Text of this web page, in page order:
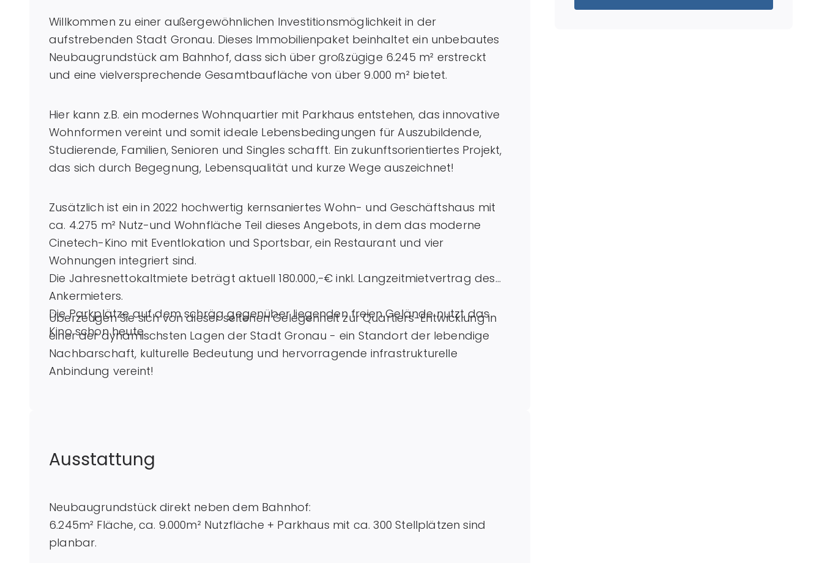
Willkommen zu einer außergewöhnlichen Investitionsmöglichkeit in der
aufstrebenden Stadt Gronau. Dieses Immobilienpaket beinhaltet ein unbebautes
Neubaugrundstück am Bahnhof, dass sich über großzügige 6.245 m² erstreckt
und eine vielversprechende Gesamtbaufläche von über 9.000 m² bietet.
Hier kann z.B. ein modernes Wohnquartier mit Parkhaus entstehen, das innovative
Wohnformen vereint und somit ideale Lebensbedingungen für Auszubildende,
Studierende, Familien, Senioren und Singles schafft. Ein zukunftsorientiertes Projekt,
das sich durch Begegnung, Lebensqualität und kurze Wege auszeichnet!
Zusätzlich ist ein in 2022 hochwertig kernsaniertes Wohn- und Geschäftshaus mit
ca. 4.275 m² Nutz-und Wohnfläche Teil dieses Angebots, in dem das moderne
Cinetech-Kino mit Eventlokation und Sportsbar, ein Restaurant und vier
Wohnungen integriert sind.
Die Jahresnettokaltmiete beträgt aktuell 180.000,-€ inkl. Langzeitmietvertrag des
Ankermieters.
Die Parkplätze auf dem schräg gegenüber liegenden freien Gelände nutzt das
Kino schon heute.
Überzeugen Sie sich von dieser seltenen Gelegenheit zur Quartiers-Entwicklung in
einer der dynamischsten Lagen der Stadt Gronau - ein Standort der lebendige
Nachbarschaft, kulturelle Bedeutung und hervorragende infrastrukturelle
Anbindung vereint!
Ausstattung
Neubaugrundstück direkt neben dem Bahnhof:
6.245m² Fläche, ca. 9.000m² Nutzfläche + Parkhaus mit ca. 300 Stellplätzen sind
planbar.